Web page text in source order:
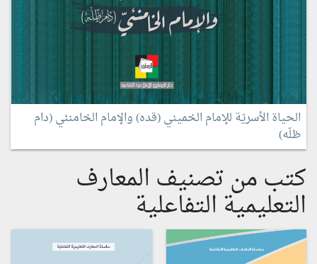
الحياة الأسريّة للإمام الخميني (قده) والإمام الخامنئي (دام
ظلّه)
كتب من تصنيف المعارف
التعليمية التفاعلية